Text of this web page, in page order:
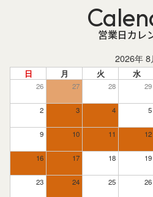
営業日カレ
2026年 8
日 月 火 水
26 27 28 29
2 3 4 5
9 10 11 12
16 17 18 19
23 24 25 26